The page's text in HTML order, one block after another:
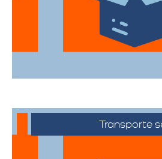
todas sus pertenencias
durante el
Transporte